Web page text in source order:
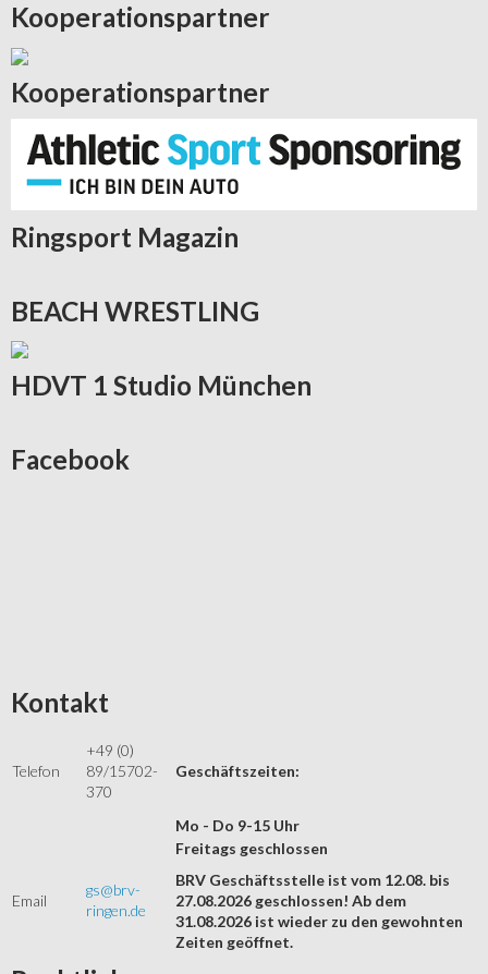
Kooperationspartner
Kooperationspartner
Ringsport Magazin
BEACH WRESTLING
HDVT 1 Studio München
Facebook
Kontakt
Telefon
+49 (0)
89/15702-
370
Geschäftszeiten:
Mo - Do 9-15 Uhr
Email
gs@brv-
ringen.de
Freitags geschlossen
BRV Geschäftsstelle ist vom 12.08. bis
27.08.2026 geschlossen! Ab dem
31.08.2026 ist wieder zu den gewohnten
Zeiten geöffnet.